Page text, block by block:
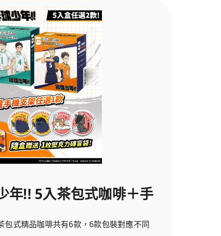
年!! 5入茶包式咖啡＋手
式精品咖啡共有6款，6款包裝對應不同